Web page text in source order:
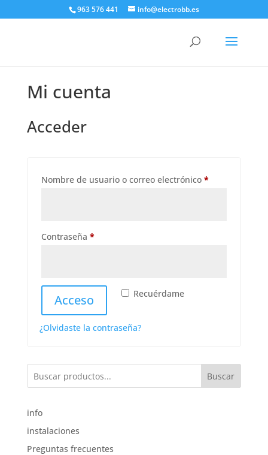
963 576 441 info@electrobb.es
Mi cuenta
Acceder
Nombre de usuario o correo electrónico *Obligatorio
Contraseña *Obligatorio
Recuérdame
Acceso
¿Olvidaste la contraseña?
Buscar
info
instalaciones
Preguntas frecuentes